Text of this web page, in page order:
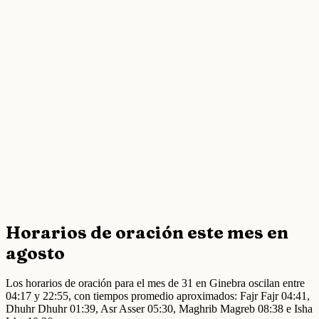
Horarios de oración este mes en
agosto
Los horarios de oración para el mes de 31 en Ginebra oscilan entre
04:17 y 22:55, con tiempos promedio aproximados: Fajr Fajr 04:41,
Dhuhr Dhuhr 01:39, Asr Asser 05:30, Maghrib Magreb 08:38 e Isha